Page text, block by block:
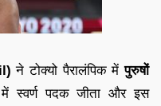
ने टोक्यो पैरालंपिक मेंपुरुषों
में स्वर्ण पदक जीता और इस